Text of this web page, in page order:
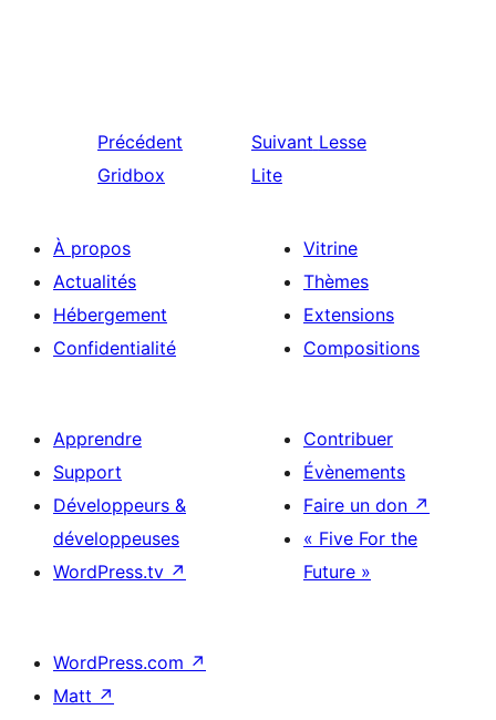
Précédent
Gridbox
Suivant Lesse
Lite
À propos
Actualités
Hébergement
Confidentialité
Vitrine
Thèmes
Extensions
Compositions
Apprendre
Support
Développeurs &
développeuses
WordPress.tv ↗
Contribuer
Évènements
Faire un don ↗
« Five For the
Future »
WordPress.com ↗
Matt ↗